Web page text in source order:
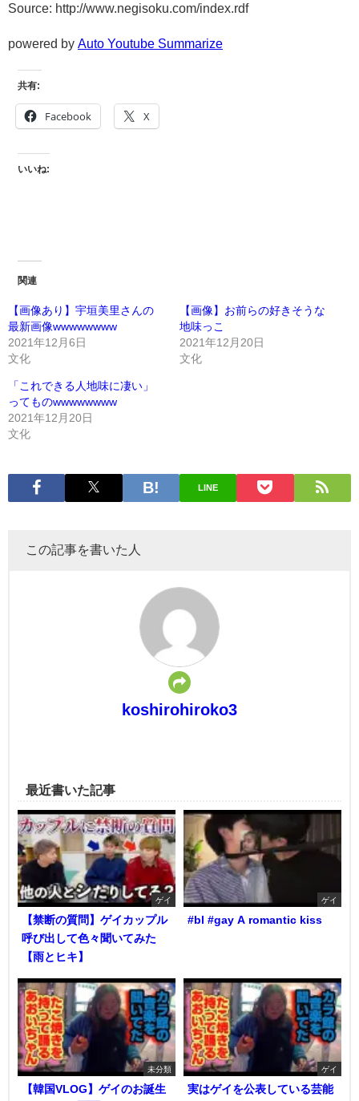
Source: http://www.negisoku.com/index.rdf
powered by Auto Youtube Summarize
共有:
Facebook X
いいね:
関連
【画像あり】宇垣美里さんの
最新画像wwwwwwww
2021年12月6日
文化
【画像】お前らの好きそうな
地味っこ
2021年12月20日
文化
「これできる人地味に凄い」
ってものwwwwwwww
2021年12月20日
文化
LINE
この記事を書いた人
koshirohiroko3
最近書いた記事
ゲイ
【禁断の質問】ゲイカップル
呼び出して色々聞いてみた
【雨とヒキ】
ゲイ
#bl #gay A romantic kiss
未分類
【韓国VLOG】ゲイのお誕生
ゲイ
実はゲイを公表している芸能